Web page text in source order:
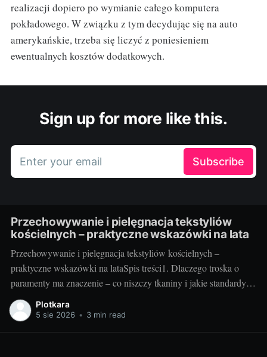
realizacji dopiero po wymianie całego komputera
pokładowego. W związku z tym decydując się na auto
amerykańskie, trzeba się liczyć z poniesieniem
ewentualnych kosztów dodatkowych.
Sign up for more like this.
Enter your email Subscribe
Przechowywanie i pielęgnacja tekstyliów
kościelnych – praktyczne wskazówki na lata
Przechowywanie i pielęgnacja tekstyliów kościelnych –
praktyczne wskazówki na lataSpis treści1. Dlaczego troska o
paramenty ma znaczenie – co niszczy tkaniny i jakie standardy
warto przyjąć2. Jak przechowywać i pielęgnować – praktyka
krok po kroku3. Szybki plan na lata – checklisty, nawyki i
Plotkara
5 sie 2026 • 3 min read